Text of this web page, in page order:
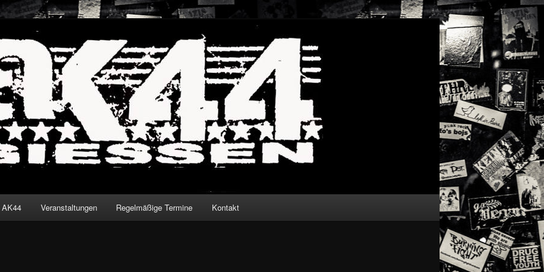
Veranstaltungen Regelmäßige Termine Kontakt